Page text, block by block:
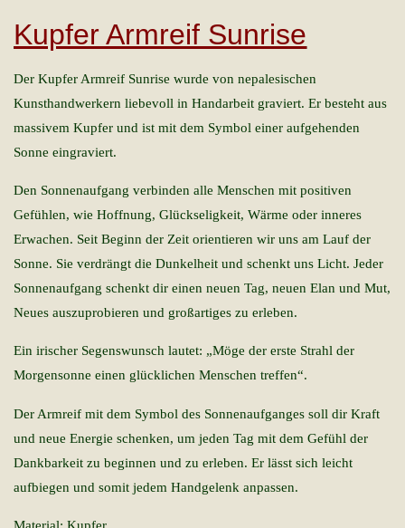
Kupfer Armreif Sunrise
Der Kupfer Armreif Sunrise wurde von nepalesischen
Kunsthandwerkern liebevoll in Handarbeit graviert. Er besteht aus
massivem Kupfer und ist mit dem Symbol einer aufgehenden
Sonne eingraviert.
Den Sonnenaufgang verbinden alle Menschen mit positiven
Gefühlen, wie Hoffnung, Glückseligkeit, Wärme oder inneres
Erwachen. Seit Beginn der Zeit orientieren wir uns am Lauf der
Sonne. Sie verdrängt die Dunkelheit und schenkt uns Licht. Jeder
Sonnenaufgang schenkt dir einen neuen Tag, neuen Elan und Mut,
Neues auszuprobieren und großartiges zu erleben.
Ein irischer Segenswunsch lautet: „Möge der erste Strahl der
Morgensonne einen glücklichen Menschen treffen“.
Der Armreif mit dem Symbol des Sonnenaufganges soll dir Kraft
und neue Energie schenken, um jeden Tag mit dem Gefühl der
Dankbarkeit zu beginnen und zu erleben. Er lässt sich leicht
aufbiegen und somit jedem Handgelenk anpassen.
Material: Kupfer